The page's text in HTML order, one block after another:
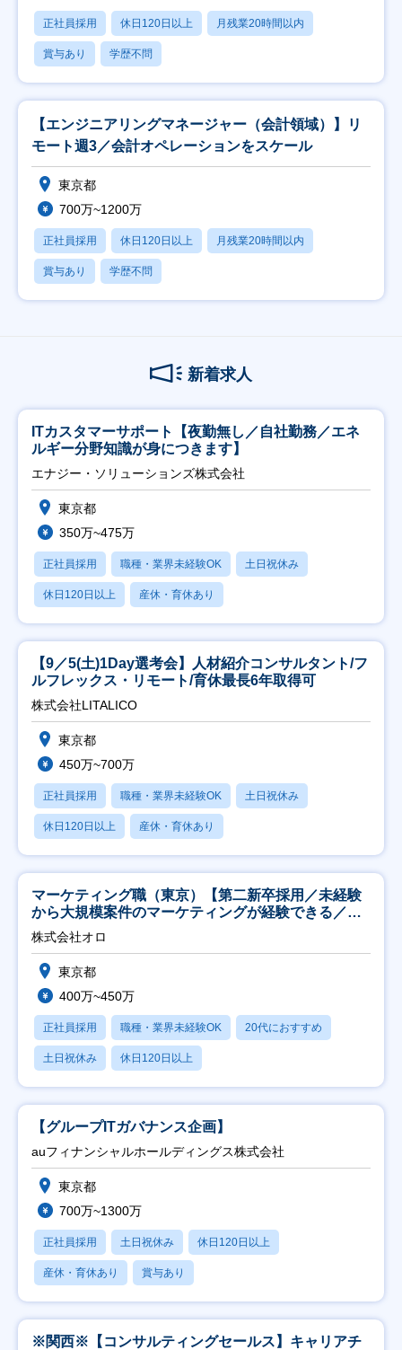
正社員採用 休日120日以上 月残業20時間以内
賞与あり 学歴不問
【エンジニアリングマネージャー（会計領域）】リ
モート週3／会計オペレーションをスケール
東京都
700万~1200万
正社員採用 休日120日以上 月残業20時間以内
賞与あり 学歴不問
新着求人
ITカスタマーサポート【夜勤無し／自社勤務／エネ
ルギー分野知識が身につきます】
エナジー・ソリューションズ株式会社
東京都
350万~475万
正社員採用 職種・業界未経験OK 土日祝休み
休日120日以上 産休・育休あり
【9／5(土)1Day選考会】人材紹介コンサルタント/フ
ルフレックス・リモート/育休最長6年取得可
株式会社LITALICO
東京都
450万~700万
正社員採用 職種・業界未経験OK 土日祝休み
休日120日以上 産休・育休あり
マーケティング職（東京）【第二新卒採用／未経験
から大規模案件のマーケティングが経験できる／研
修充実】
株式会社オロ
東京都
400万~450万
正社員採用 職種・業界未経験OK 20代におすすめ
土日祝休み 休日120日以上
【グループITガバナンス企画】
auフィナンシャルホールディングス株式会社
東京都
700万~1300万
正社員採用 土日祝休み 休日120日以上
産休・育休あり 賞与あり
※関西※【コンサルティングセールス】キャリアチ